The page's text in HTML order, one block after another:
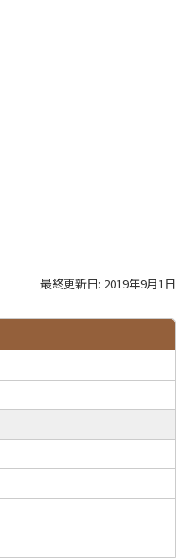
最終更新日: 2019年9月1日